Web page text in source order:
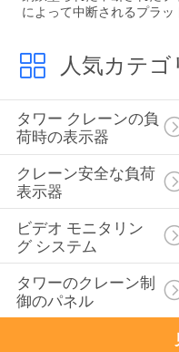
によって中断されるプラ
人気カテゴ
タワー クレーンの負
荷時の表示器
クレーン安全な負荷
表示器
ビデオ モニタリン
グ システム
タワーのクレーン制
御のパネル